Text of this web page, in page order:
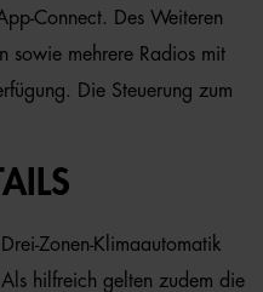
Connect. Des Weiteren
sowie mehrere Radios mit
Die Steuerung zum
Zonen-Klimaautomatik
hilfreich gelten zudem die